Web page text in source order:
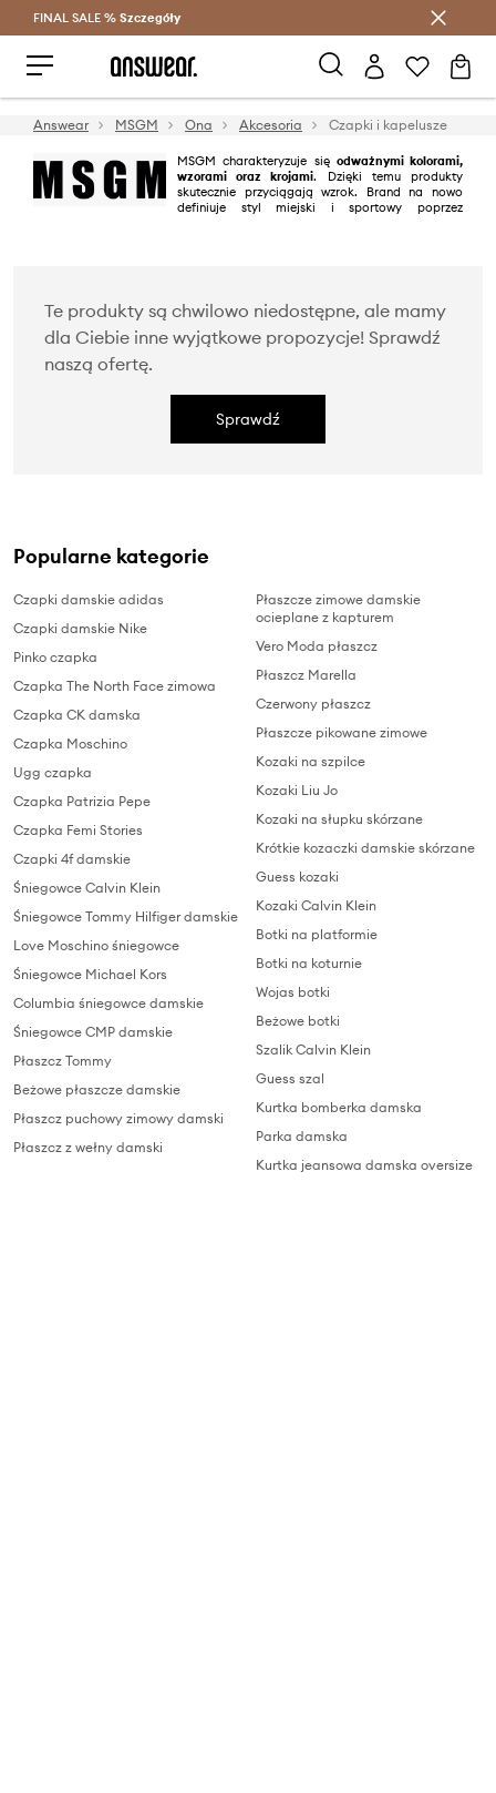
Oszczędzaj z Answear Club >
FINAL SALE % Szczegóły
Answear MSGM Ona Akcesoria Czapki i kapelusze
MSGM charakteryzuje się odważnymi kolorami,
wzorami oraz krojami. Dzięki temu produkty
skutecznie przyciągają wzrok. Brand na nowo
definiuje styl miejski i sportowy poprzez
Te produkty są chwilowo niedostępne, ale mamy
dla Ciebie inne wyjątkowe propozycje! Sprawdź
naszą ofertę.
Sprawdź
Popularne kategorie
Czapki damskie adidas
Czapki damskie Nike
Pinko czapka
Czapka The North Face zimowa
Czapka CK damska
Czapka Moschino
Ugg czapka
Czapka Patrizia Pepe
Czapka Femi Stories
Czapki 4f damskie
Śniegowce Calvin Klein
Śniegowce Tommy Hilfiger damskie
Love Moschino śniegowce
Śniegowce Michael Kors
Columbia śniegowce damskie
Śniegowce CMP damskie
Płaszcz Tommy
Beżowe płaszcze damskie
Płaszcz puchowy zimowy damski
Płaszcz z wełny damski
Płaszcze zimowe damskie
ocieplane z kapturem
Vero Moda płaszcz
Płaszcz Marella
Czerwony płaszcz
Płaszcze pikowane zimowe
Kozaki na szpilce
Kozaki Liu Jo
Kozaki na słupku skórzane
Krótkie kozaczki damskie skórzane
Guess kozaki
Kozaki Calvin Klein
Botki na platformie
Botki na koturnie
Wojas botki
Beżowe botki
Szalik Calvin Klein
Guess szal
Kurtka bomberka damska
Parka damska
Kurtka jeansowa damska oversize